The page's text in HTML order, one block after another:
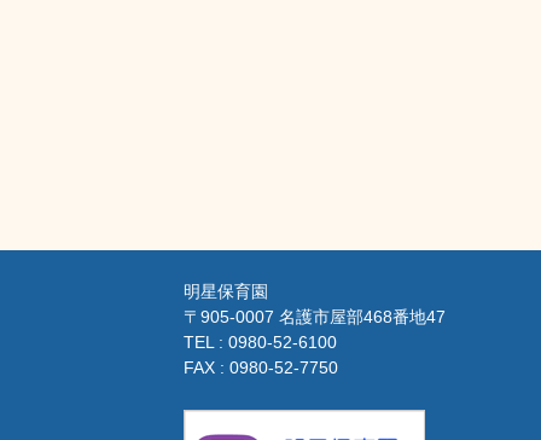
明星保育園
〒905-0007 名護市屋部468番地47
TEL : 0980-52-6100
FAX : 0980-52-7750